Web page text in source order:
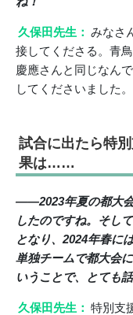
久保田先生： みなさ
接してくださる。青
慶應さんと同じなん
してくださいました。
試合に出たら特
果は……
――2023年夏の都大
したのですね。そし
となり、2024年春に
単独チームで都大会
いうことで、とても
久保田先生： 特別支